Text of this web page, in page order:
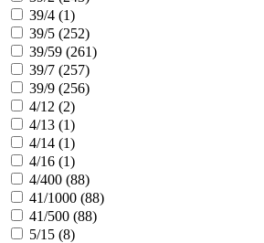
39/4 (1)
39/5 (252)
39/59 (261)
39/7 (257)
39/9 (256)
4/12 (2)
4/13 (1)
4/14 (1)
4/16 (1)
4/400 (88)
41/1000 (88)
41/500 (88)
5/15 (8)